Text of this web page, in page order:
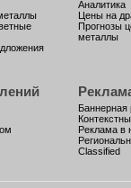
Аналитика
Цены на
Прогнозы
металлы
Баннерная
Реклама в
Classified